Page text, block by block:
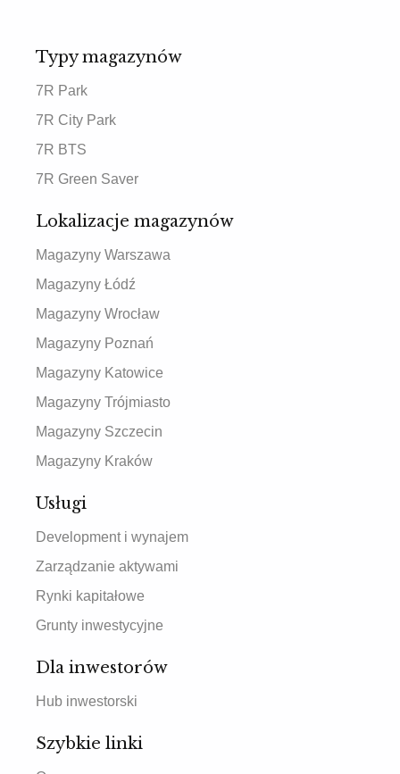
Typy magazynów
7R Park
7R City Park
7R BTS
7R Green Saver
Lokalizacje magazynów
Magazyny Warszawa
Magazyny Łódź
Magazyny Wrocław
Magazyny Poznań
Magazyny Katowice
Magazyny Trójmiasto
Magazyny Szczecin
Magazyny Kraków
Usługi
Development i wynajem
Zarządzanie aktywami
Rynki kapitałowe
Grunty inwestycyjne
Dla inwestorów
Hub inwestorski
Szybkie linki